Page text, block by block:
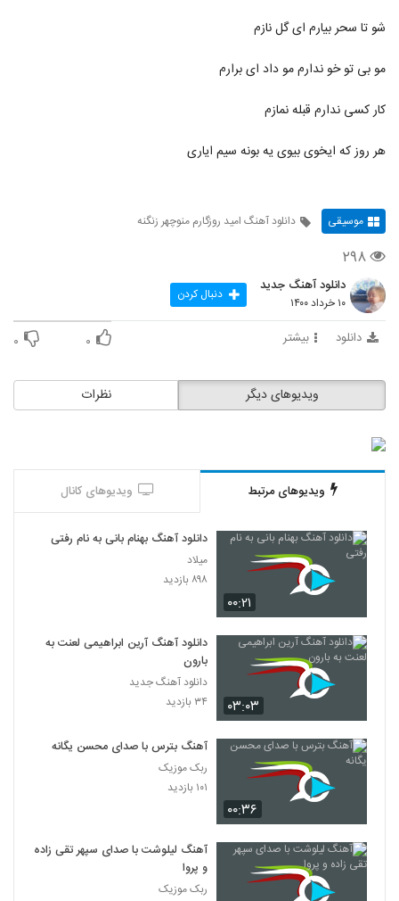
شو تا سحر بیارم ای گل نازم
مو بی تو خو ندارم مو داد ای برارم
کار کسی ندارم قبله نمازم
هر روز که ایخوی بیوی یه بونه سیم ایاری
موسیقی دانلود آهنگ امید روزگارم منوچهر زنگنه
۲۹۸
دانلود آهنگ جدید
۱۰ خرداد ۱۴۰۰ دنبال کردن
دانلود بیشتر ۰ ۰
نظرات ویدیوهای دیگر
ویدیوهای مرتبط ویدیوهای کانال
۰۰:۲۱
دانلود آهنگ بهنام بانی به نام رفتی
میلاد
۸۹۸ بازدید
۰۳:۰۳
دانلود آهنگ آرین ابراهیمی لعنت به
بارون
دانلود آهنگ جدید
۳۴ بازدید
۰۰:۳۶
آهنگ بترس با صدای محسن یگانه
ربک موزیک
۱۰۱ بازدید
آهنگ لیلوشت با صدای سپهر تقی زاده
و پروا
ربک موزیک